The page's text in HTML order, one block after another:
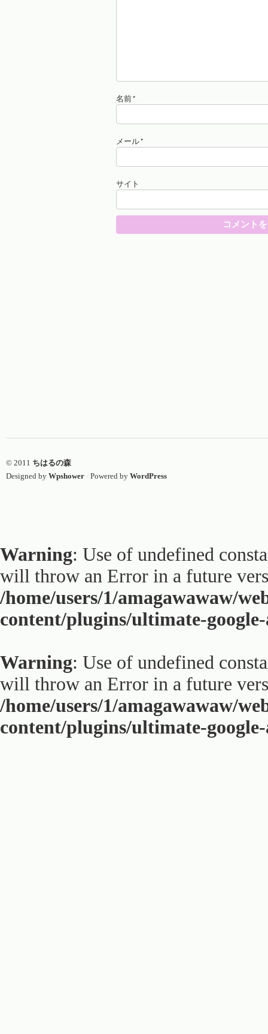
名前*
メール*
サイト
© 2011 ちはるの森
Designed by Wpshower Powered by WordPress
Warning: Use of undefined
will throw an Error in a future
/home/users/1/amagawawaw/
content/plugins/ultimate-
Warning: Use of undefined
will throw an Error in a future
/home/users/1/amagawawaw/
content/plugins/ultimate-